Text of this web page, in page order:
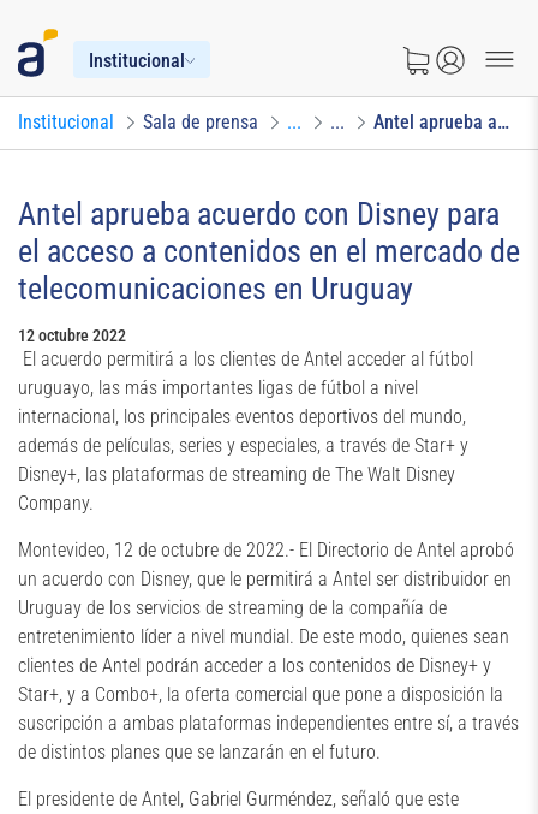
Institucional
Institucional Sala de prensa ... ... Antel aprueba acuerdo con Disney para el acceso a contenidos en el mercado de telecomunicaciones en Uruguay
Antel aprueba acuerdo con Disney para
el acceso a contenidos en el mercado de
telecomunicaciones en Uruguay
12 octubre 2022
El acuerdo permitirá a los clientes de Antel acceder al fútbol
uruguayo, las más importantes ligas de fútbol a nivel
internacional, los principales eventos deportivos del mundo,
además de películas, series y especiales, a través de Star+ y
Disney+, las plataformas de streaming de The Walt Disney
Company.
Montevideo, 12 de octubre de 2022.- El Directorio de Antel aprobó
un acuerdo con Disney, que le permitirá a Antel ser distribuidor en
Uruguay de los servicios de streaming de la compañía de
entretenimiento líder a nivel mundial. De este modo, quienes sean
clientes de Antel podrán acceder a los contenidos de Disney+ y
Star+, y a Combo+, la oferta comercial que pone a disposición la
suscripción a ambas plataformas independientes entre sí, a través
de distintos planes que se lanzarán en el futuro.
El presidente de Antel, Gabriel Gurméndez, señaló que este